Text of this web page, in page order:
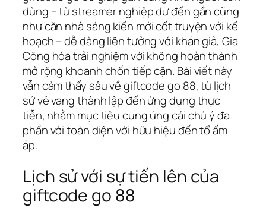
dùng – từ streamer nghiệp dư đến gần cũng
như căn nhà sáng kiến mới cốt truyện với kế
hoạch – dễ dàng liên tưởng với khán giả, Gia
Công hóa trải nghiệm với không hoàn thành
mở rộng khoanh chốn tiếp cận. Bài viết này
vẫn cảm thấy sâu về giftcode go 88, từ lịch
sử vẻ vang thành lập đến ứng dụng thực
tiễn, nhằm mục tiêu cung ứng cái chú ý đa
phần với toàn diện với hữu hiệu đến tổ ấm
áp.
Lịch sử với sự tiến lên của
giftcode go 88